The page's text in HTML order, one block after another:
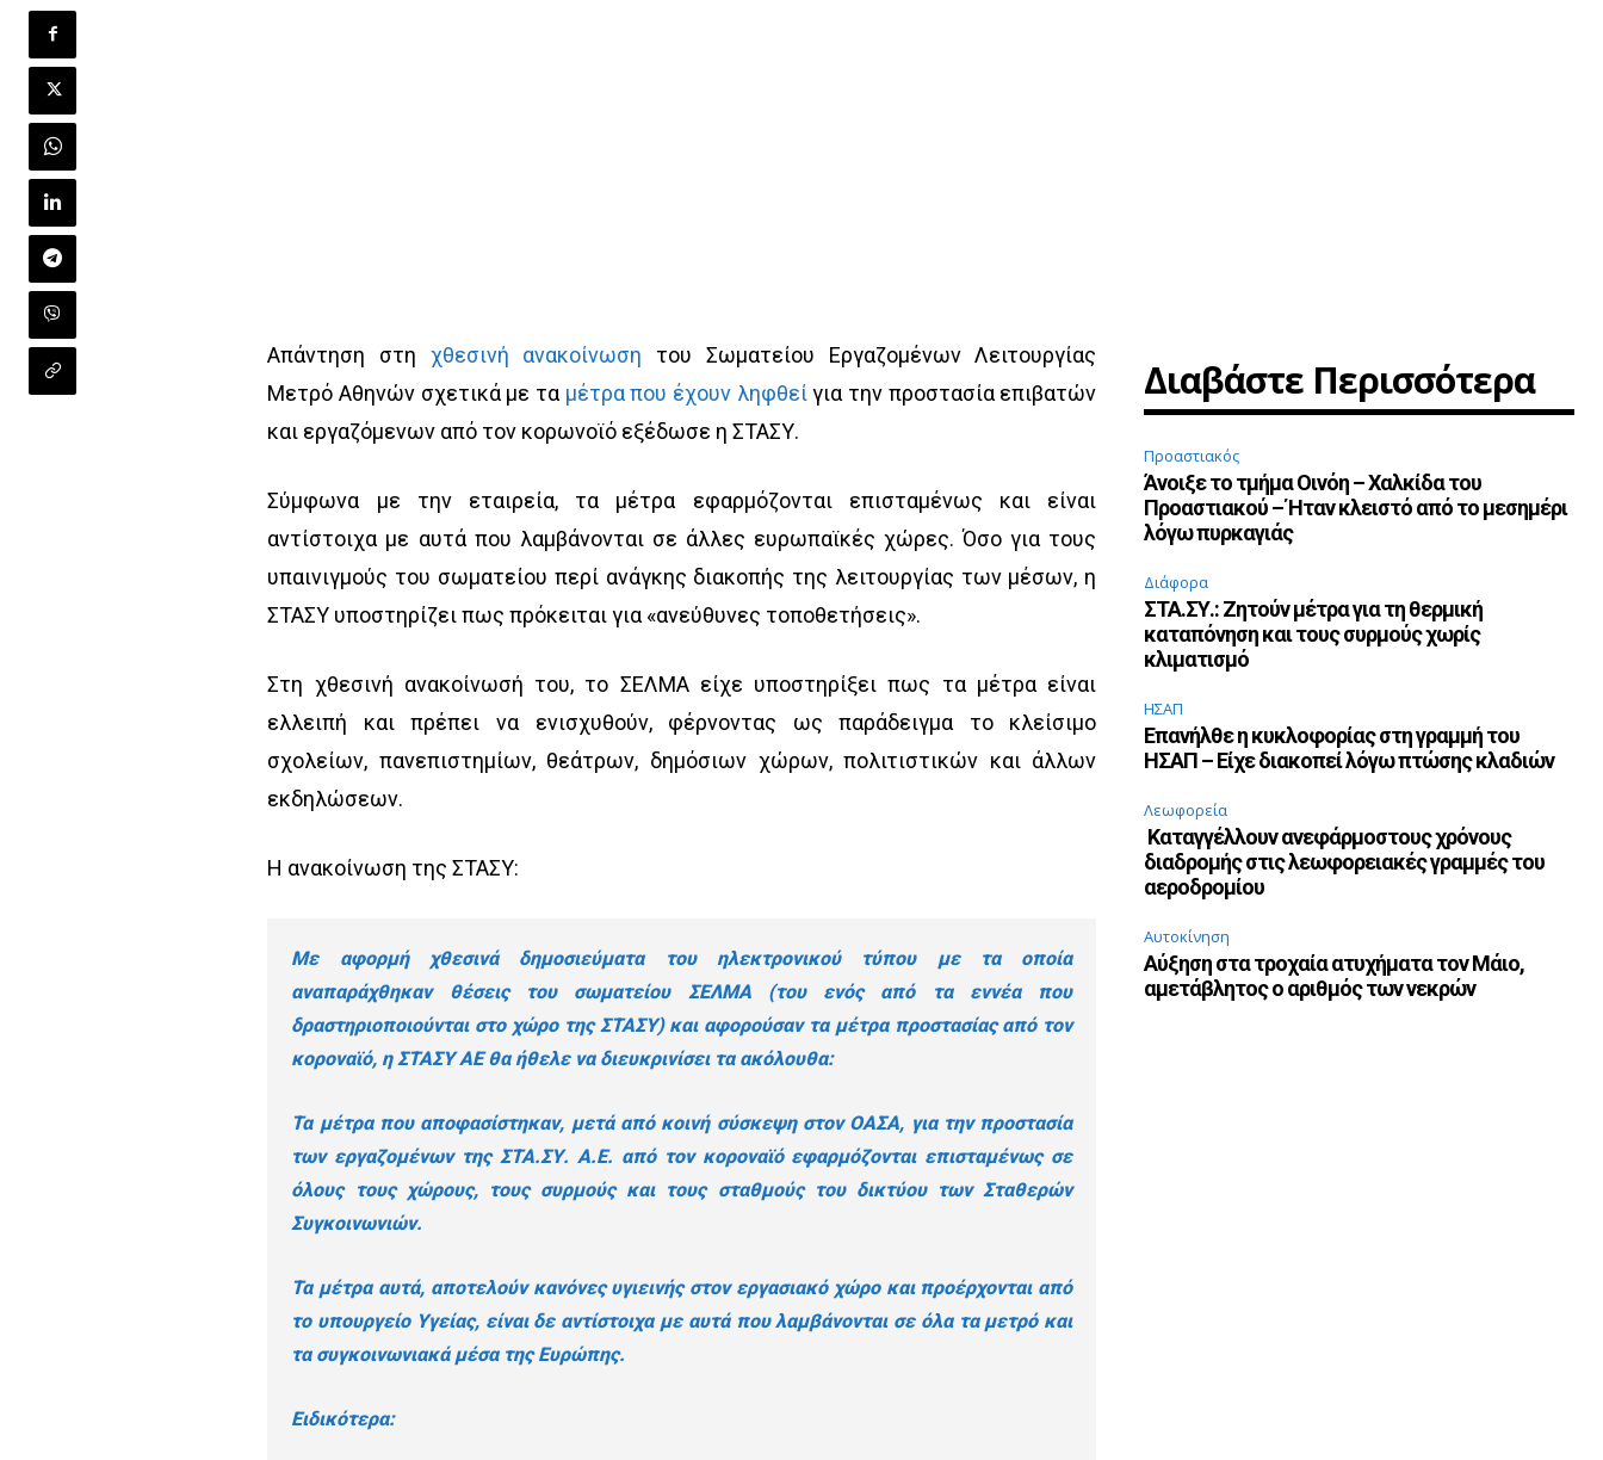
Απάντηση στη χθεσινή ανακοίνωση του Σωματείου Εργαζομένων Λειτουργίας
Μετρό Αθηνών σχετικά με τα μέτρα που έχουν ληφθείγια την προστασία επιβατών
και εργαζόμενων από τον κορωνοϊό εξέδωσε η ΣΤΑΣΥ.
Σύμφωνα με την εταιρεία, τα μέτρα εφαρμόζονται επισταμένως και είναι
αντίστοιχα με αυτά που λαμβάνονται σε άλλες ευρωπαϊκές χώρες. Όσο για τους
υπαινιγμούς του σωματείου περί ανάγκης διακοπής της λειτουργίας των μέσων, η
ΣΤΑΣΥ υποστηρίζει πως πρόκειται για «ανεύθυνες τοποθετήσεις».
Στη χθεσινή ανακοίνωσή του, το ΣΕΛΜΑ είχε υποστηρίξει πως τα μέτρα είναι
ελλειπή και πρέπει να ενισχυθούν, φέρνοντας ως παράδειγμα το κλείσιμο
σχολείων, πανεπιστημίων, θεάτρων, δημόσιων χώρων, πολιτιστικών και άλλων
εκδηλώσεων.
Η ανακοίνωση της ΣΤΑΣΥ:
Με αφορμή χθεσινά δημοσιεύματα του ηλεκτρονικού τύπου με τα οποία
αναπαράχθηκαν θέσεις του σωματείου ΣΕΛΜΑ (του ενός από τα εννέα που
δραστηριοποιούνται στο χώρο της ΣΤΑΣΥ) και αφορούσαν τα μέτρα προστασίας από τον
κοροναϊό, η ΣΤΑΣΥ ΑΕ θα ήθελε να διευκρινίσει τα ακόλουθα:
Τα μέτρα που αποφασίστηκαν, μετά από κοινή σύσκεψη στον ΟΑΣΑ, για την προστασία
των εργαζομένων της ΣΤΑ.ΣΥ. Α.Ε. από τον κοροναϊό εφαρμόζονται επισταμένως σε
όλους τους χώρους, τους συρμούς και τους σταθμούς του δικτύου των Σταθερών
Συγκοινωνιών.
Τα μέτρα αυτά, αποτελούν κανόνες υγιεινής στον εργασιακό χώρο και προέρχονται από
το υπουργείο Υγείας, είναι δε αντίστοιχα με αυτά που λαμβάνονται σε όλα τα μετρό και
τα συγκοινωνιακά μέσα της Ευρώπης.
Ειδικότερα:
Διαβάστε Περισσότερα
Προαστιακός
Άνοιξε το τμήμα Οινόη – Χαλκίδα του
Προαστιακού – Ήταν κλειστό από το μεσημέρι
λόγω πυρκαγιάς
Διάφορα
ΣΤΑ.ΣΥ.: Ζητούν μέτρα για τη θερμική
καταπόνηση και τους συρμούς χωρίς
κλιματισμό
ΗΣΑΠ
Επανήλθε η κυκλοφορίας στη γραμμή του
ΗΣΑΠ – Είχε διακοπεί λόγω πτώσης κλαδιών
Λεωφορεία
Καταγγέλλουν ανεφάρμοστους χρόνους
διαδρομής στις λεωφορειακές γραμμές του
αεροδρομίου
Αυτοκίνηση
Αύξηση στα τροχαία ατυχήματα τον Μάιο,
αμετάβλητος ο αριθμός των νεκρών